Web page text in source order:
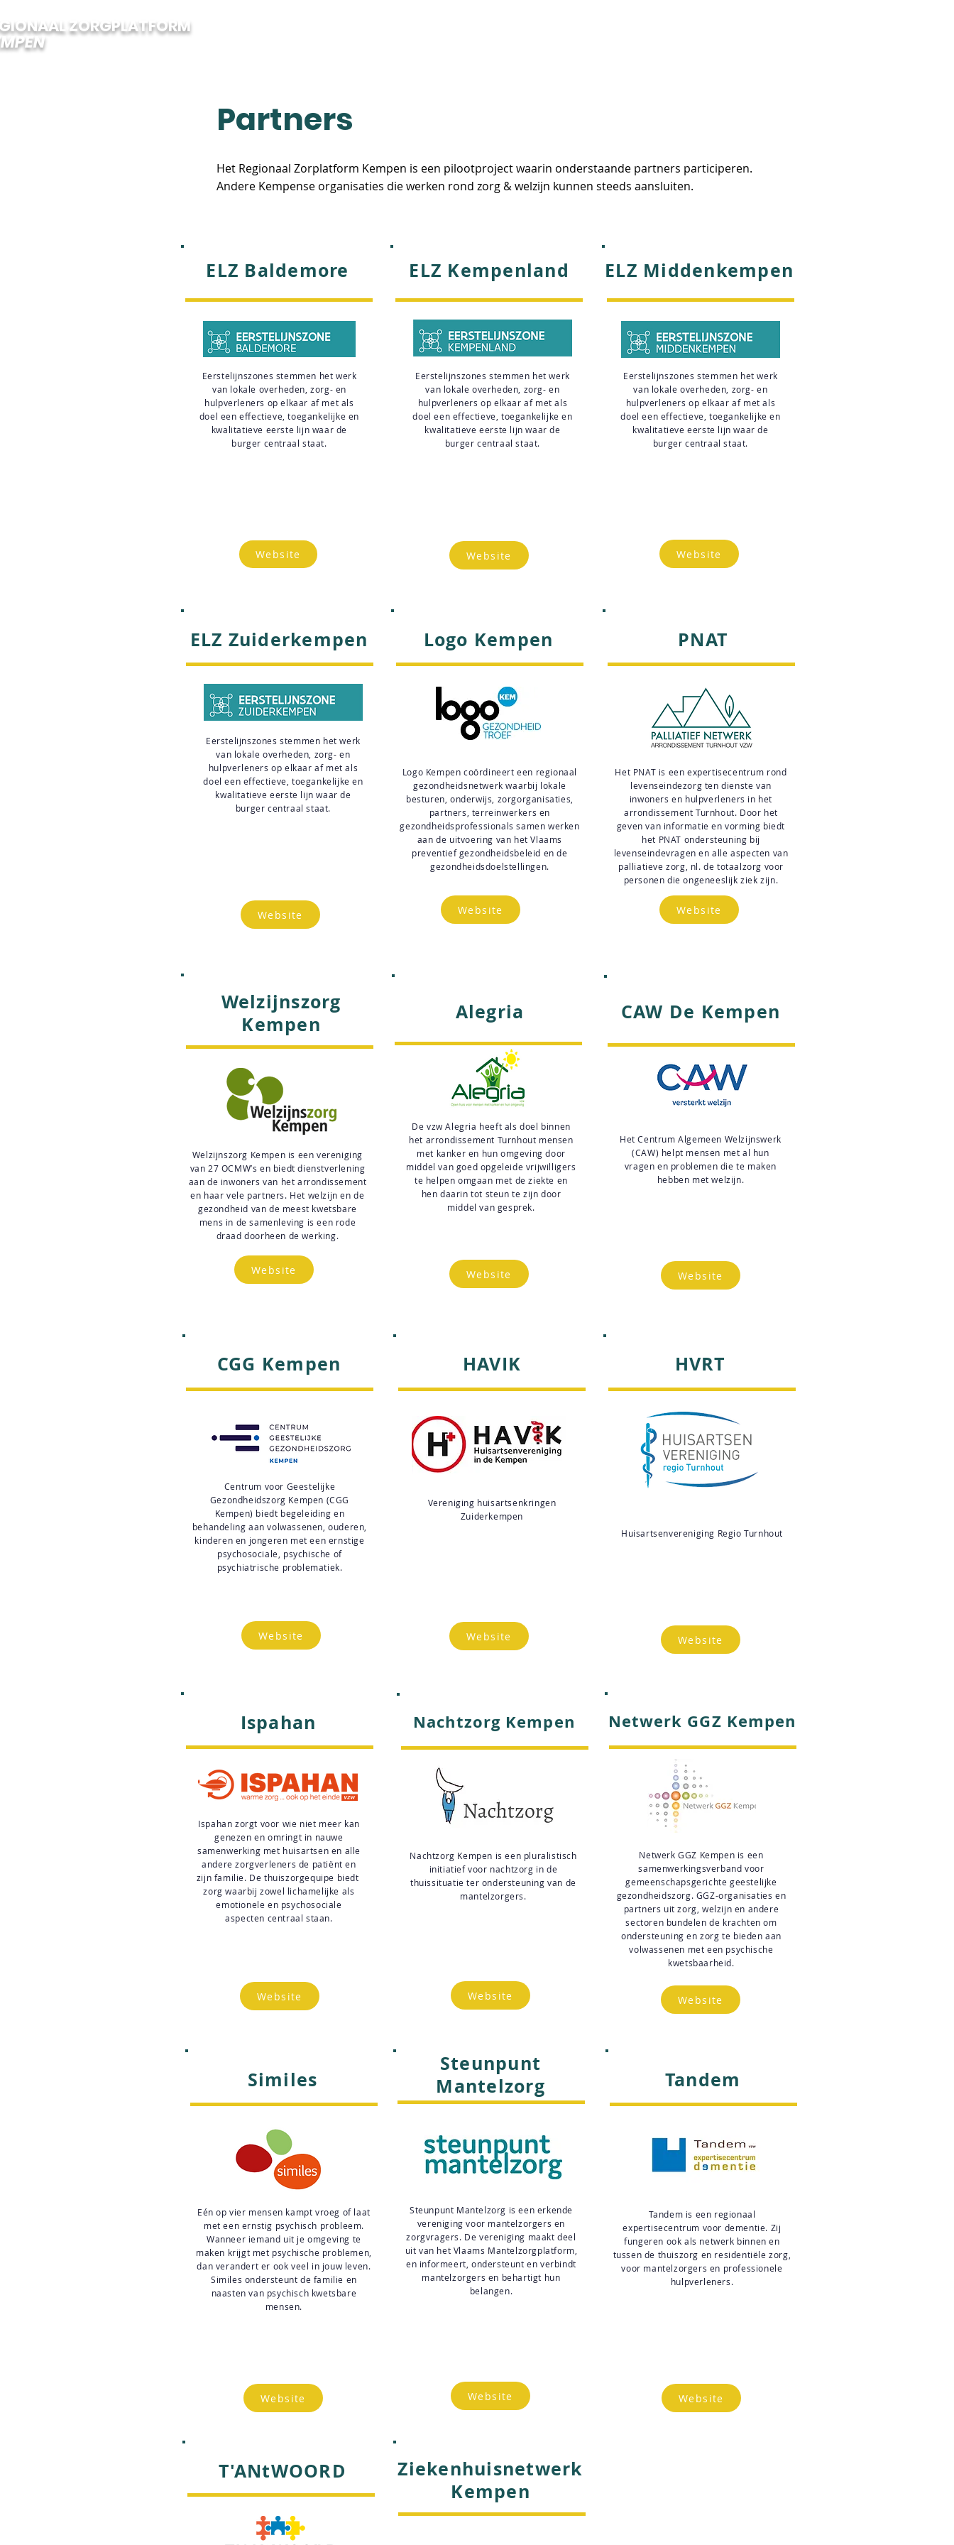
ZORGPLATFORM
Partners
Het Regionaal Zorplatform Kempen is een pilootproject waarin onderstaande partners participeren.
Andere Kempense organisaties die werken rond zorg & welzijn kunnen steeds aansluiten.
Eerstelijnszones stemmen het werk
van lokale overheden, zorg- en
hulpverleners op elkaar af met als
doel een effectieve, toegankelijke en
kwalitatieve eerste lijn waar de
burger centraal staat.
Website
ELZ Baldemore ELZ Kempenland
Eerstelijnszones stemmen het werk
van lokale overheden, zorg- en
hulpverleners op elkaar af met als
doel een effectieve, toegankelijke en
kwalitatieve eerste lijn waar de
burger centraal staat.
Website
ELZ Middenkempen
Eerstelijnszones stemmen het werk
van lokale overheden, zorg- en
hulpverleners op elkaar af met als
doel een effectieve, toegankelijke en
kwalitatieve eerste lijn waar de
burger centraal staat.
Website
ELZ Zuiderkempen
Eerstelijnszones stemmen het werk
van lokale overheden, zorg- en
hulpverleners op elkaar af met als
doel een effectieve, toegankelijke en
kwalitatieve eerste lijn waar de
burger centraal staat.
Website
Logo Kempen
Logo Kempen coördineert een regionaal
gezondheidsnetwerk waarbij lokale
besturen, onderwijs, zorgorganisaties,
partners, terreinwerkers en
gezondheidsprofessionals samen werken
aan de uitvoering van het Vlaams
preventief gezondheidsbeleid en de
gezondheidsdoelstellingen.
Website
PNAT
Het PNAT is een expertisecentrum rond
levenseindezorg ten dienste van
inwoners en hulpverleners in het
arrondissement Turnhout. Door het
geven van informatie en vorming biedt
het PNAT ondersteuning bij
levenseindevragen en alle aspecten van
palliatieve zorg, nl. de totaalzorg voor
personen die ongeneeslijk ziek zijn.
Website
Welzijnszorg
Kempen
Welzijnszorg Kempen is een vereniging
van 27 OCMW’s en biedt dienstverlening
aan de inwoners van het arrondissement
en haar vele partners. Het welzijn en de
gezondheid van de meest kwetsbare
mens in de samenleving is een rode
draad doorheen de werking.
Website
De vzw Alegria heeft als doel binnen
het arrondissement Turnhout mensen
met kanker en hun omgeving door
middel van goed opgeleide vrijwilligers
te helpen omgaan met de ziekte en
hen daarin tot steun te zijn door
middel van gesprek.
Website
Alegria
Het Centrum Algemeen Welzijnswerk
(CAW) helpt mensen met al hun
vragen en problemen die te maken
hebben met welzijn.
Website
CAW De Kempen
CGG Kempen
Centrum voor Geestelijke
Gezondheidszorg Kempen (CGG
Kempen) biedt begeleiding en
behandeling aan volwassenen, ouderen,
kinderen en jongeren met een ernstige
psychosociale, psychische of
psychiatrische problematiek.
Website
HAVIK
Vereniging huisartsenkringen
Zuiderkempen
Website
HVRT
Huisartsenvereniging Regio Turnhout
Website
Ispahan
Ispahan zorgt voor wie niet meer kan
genezen en omringt in nauwe
samenwerking met huisartsen en alle
andere zorgverleners de patiënt en
zijn familie. De thuiszorgequipe biedt
zorg waarbij zowel lichamelijke als
emotionele en psychosociale
aspecten centraal staan.
Website
Nachtzorg Kempen
Nachtzorg Kempen is een pluralistisch
initiatief voor nachtzorg in de
thuissituatie ter ondersteuning van de
mantelzorgers.
Website
Netwerk GGZ Kempen
Netwerk GGZ Kempen is een
samenwerkingsverband voor
gemeenschapsgerichte geestelijke
gezondheidszorg. GGZ-organisaties en
partners uit zorg, welzijn en andere
sectoren bundelen de krachten om
ondersteuning en zorg te bieden aan
volwassenen met een psychische
kwetsbaarheid.
Website
Similes
Eén op vier mensen kampt vroeg of laat
met een ernstig psychisch probleem.
Wanneer iemand uit je omgeving te
maken krijgt met psychische problemen,
dan verandert er ook veel in jouw leven.
Similes ondersteunt de familie en
naasten van psychisch kwetsbare
mensen.
Website
T'ANtWOORD
Steunpunt
Mantelzorg
Steunpunt Mantelzorg is een erkende
vereniging voor mantelzorgers en
zorgvragers. De vereniging maakt deel
uit van het Vlaams Mantelzorgplatform,
en informeert, ondersteunt en verbindt
mantelzorgers en behartigt hun
belangen.
Website
Ziekenhuisnetwerk
Kempen
Tandem
Tandem is een regionaal
expertisecentrum voor dementie. Zij
fungeren ook als netwerk binnen en
tussen de thuiszorg en residentiële zorg,
voor mantelzorgers en professionele
hulpverleners.
Website